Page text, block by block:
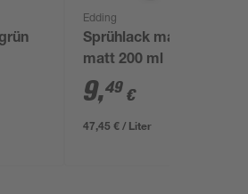
Edding
Sprühlack magenta
matt 200 ml
9,49 €
47,45 € / Liter